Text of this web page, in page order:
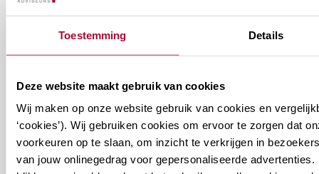
Toestemming Details
Deze website maakt gebruik van cookies
Wij maken op onze website gebruik van cookies en
‘cookies’). Wij gebruiken cookies om ervoor te zorgen dat
voorkeuren op te slaan, om inzicht te verkrijgen in
van jouw onlinegedrag voor gepersonaliseerde advertenties.
Ontvang informatie over de
onderwijsaanbod?
Ontvang informatie m.b.t. de vereniging en/of
ons onderwijsaanbod? Schrijf je in! Ben je al lid
van het RB? Geef dan in je profiel op Mijn RB